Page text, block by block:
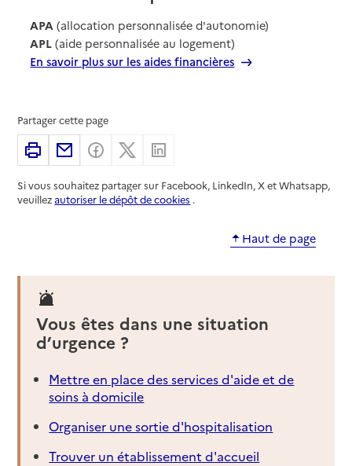
APA (allocation personnalisée d'autonomie)
APL (aide personnalisée au logement)
En savoir plus sur les aides financières
Partager cette page
ImprimerPartager par email
Partager sur Facebook
Partager sur X
Si vous souhaitez partager sur Facebook, LinkedIn, X et Whatsapp,
veuillezautoriser le dépôt de cookies .
Haut de page
Vous êtes dans une situation
d’urgence ?
Mettre en place des services d'aide et de
soins à domicile
Organiser une sortie d'hospitalisation
Trouver un établissement d'accueil